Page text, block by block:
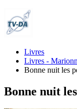
Livres
Livres -
Bonne nuit les
Bonne nuit